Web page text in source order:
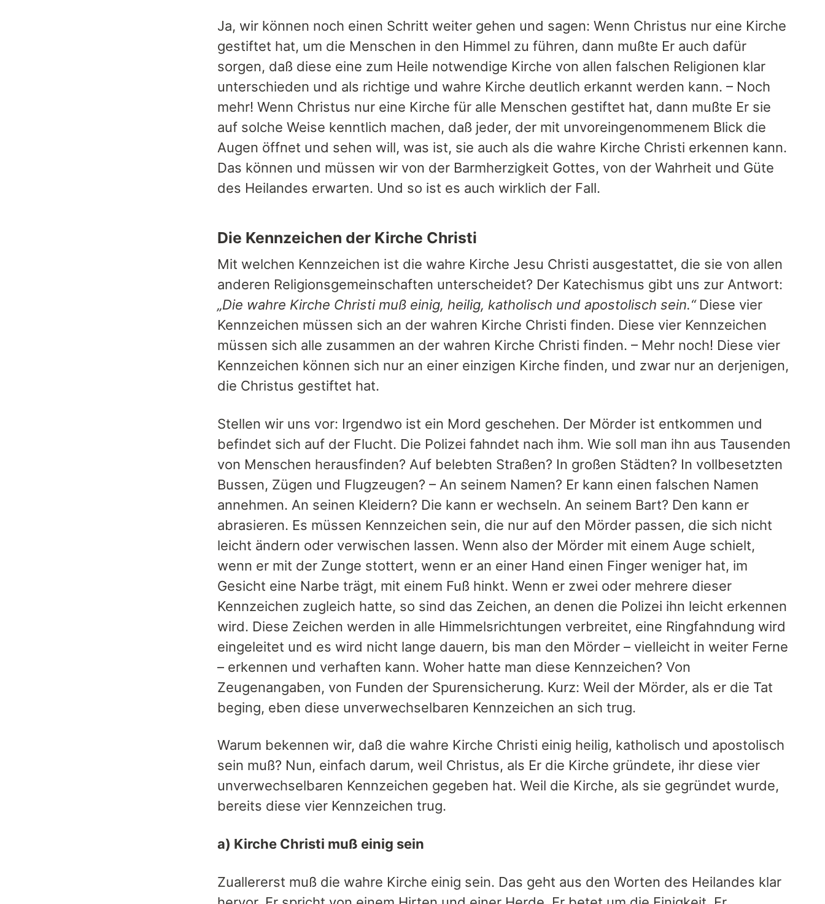
Ja, wir können noch einen Schritt weiter gehen und sagen: Wenn Christus nur eine Kirche
gestiftet hat, um die Menschen in den Himmel zu führen, dann mußte Er auch dafür
sorgen, daß diese eine zum Heile notwendige Kirche von allen falschen Religionen klar
unterschieden und als richtige und wahre Kirche deutlich erkannt werden kann. – Noch
mehr! Wenn Christus nur eine Kirche für alle Menschen gestiftet hat, dann mußte Er sie
auf solche Weise kenntlich machen, daß jeder, der mit unvoreingenommenem Blick die
Augen öffnet und sehen will, was ist, sie auch als die wahre Kirche Christi erkennen kann.
Das können und müssen wir von der Barmherzigkeit Gottes, von der Wahrheit und Güte
des Heilandes erwarten. Und so ist es auch wirklich der Fall.
Die Kennzeichen der Kirche Christi
Mit welchen Kennzeichen ist die wahre Kirche Jesu Christi ausgestattet, die sie von allen
anderen Religionsgemeinschaften unterscheidet? Der Katechismus gibt uns zur Antwort:
„Die wahre Kirche Christi muß einig, heilig, katholisch und apostolisch sein.“Diese vier
Kennzeichen müssen sich an der wahren Kirche Christi finden. Diese vier Kennzeichen
müssen sich alle zusammen an der wahren Kirche Christi finden. – Mehr noch! Diese vier
Kennzeichen können sich nur an einer einzigen Kirche finden, und zwar nur an derjenigen,
die Christus gestiftet hat.
Stellen wir uns vor: Irgendwo ist ein Mord geschehen. Der Mörder ist entkommen und
befindet sich auf der Flucht. Die Polizei fahndet nach ihm. Wie soll man ihn aus Tausenden
von Menschen herausfinden? Auf belebten Straßen? In großen Städten? In vollbesetzten
Bussen, Zügen und Flugzeugen? – An seinem Namen? Er kann einen falschen Namen
annehmen. An seinen Kleidern? Die kann er wechseln. An seinem Bart? Den kann er
abrasieren. Es müssen Kennzeichen sein, die nur auf den Mörder passen, die sich nicht
leicht ändern oder verwischen lassen. Wenn also der Mörder mit einem Auge schielt,
wenn er mit der Zunge stottert, wenn er an einer Hand einen Finger weniger hat, im
Gesicht eine Narbe trägt, mit einem Fuß hinkt. Wenn er zwei oder mehrere dieser
Kennzeichen zugleich hatte, so sind das Zeichen, an denen die Polizei ihn leicht erkennen
wird. Diese Zeichen werden in alle Himmelsrichtungen verbreitet, eine Ringfahndung wird
eingeleitet und es wird nicht lange dauern, bis man den Mörder – vielleicht in weiter Ferne
– erkennen und verhaften kann. Woher hatte man diese Kennzeichen? Von
Zeugenangaben, von Funden der Spurensicherung. Kurz: Weil der Mörder, als er die Tat
beging, eben diese unverwechselbaren Kennzeichen an sich trug.
Warum bekennen wir, daß die wahre Kirche Christi einig heilig, katholisch und apostolisch
sein muß? Nun, einfach darum, weil Christus, als Er die Kirche gründete, ihr diese vier
unverwechselbaren Kennzeichen gegeben hat. Weil die Kirche, als sie gegründet wurde,
bereits diese vier Kennzeichen trug.
a) Kirche Christi muß einig sein
Zuallererst muß die wahre Kirche einig sein. Das geht aus den Worten des Heilandes klar